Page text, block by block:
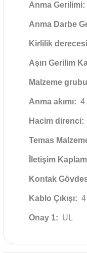
Anma Gerilimi:
Anma Darbe
Kirlilik
Aşırı Gerilim
Malzeme
Anma akımı: 4
Hacim direnci:
Temas
İletişim
Kontak
Kablo Çıkışı:
Onay 1: UL